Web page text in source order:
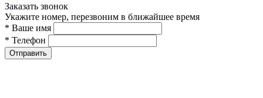
Заказать звонок
Укажите номер, перезвоним в ближайшее время
* Ваше имя
* Телефон
Отправить